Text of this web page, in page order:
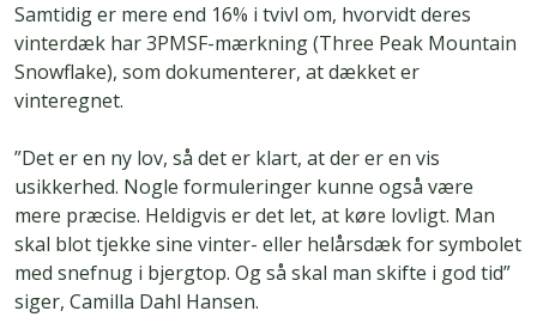
Samtidig er mere end 16% i tvivl om, hvorvidt deres
vinterdæk har 3PMSF-mærkning (Three Peak Mountain
Snowflake), som dokumenterer, at dækket er
vinteregnet.
”Det er en ny lov, så det er klart, at der er en vis
usikkerhed. Nogle formuleringer kunne også være
mere præcise. Heldigvis er det let, at køre lovligt. Man
skal blot tjekke sine vinter- eller helårsdæk for symbolet
med snefnug i bjergtop. Og så skal man skifte i god tid”
siger, Camilla Dahl Hansen.